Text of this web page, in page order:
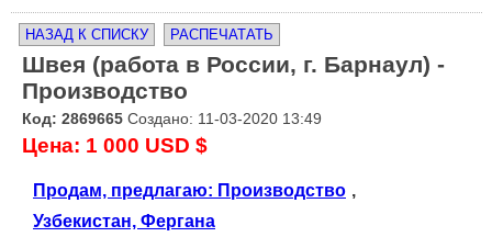
НАЗАД К СПИСКУ РАСПЕЧАТАТЬ
Швея (работа в России, г. Барнаул) -
Производство
Код: 2869665 Создано: 11-03-2020 13:49
Цена: 1 000 USD $
Продам, предлагаю: Производство ,
Узбекистан, Фергана